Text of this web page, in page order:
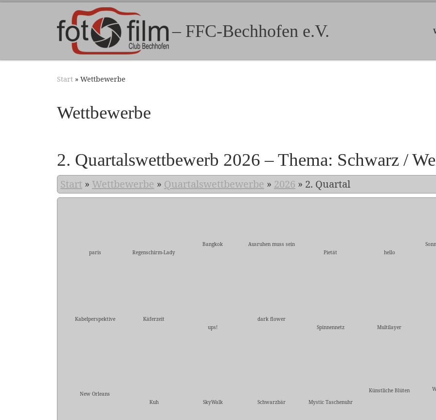
Zum Inhalt springen
– FFC-Bechhofen e.V.
Start » Wettbewerbe
Wettbewerbe
2. Quartalswettbewerb 2026 – Thema: Schwarz /
Start » Wettbewerbe » Quartalswettbewerbe » 2026 » 2. Quartal
paris Regenschirm-Lady
Bangkok
Ausruhen muss sein
Pietät
hello
Kabelperspektive
Käferzeit
ups!
dark flower
Spinnennetz
Multilayer
New Orleans
Kuh
SkyWalk Schwarzbär Mystic Taschenuhr
Künstliche Blüten